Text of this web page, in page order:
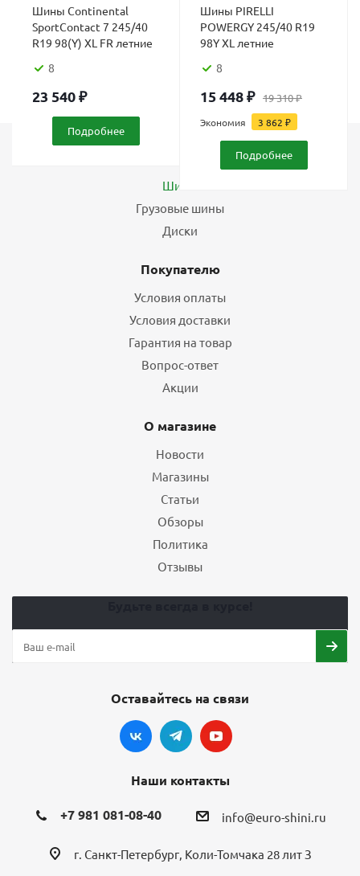
Шины Continental
SportContact 7 245/40
R19 98(Y) XL FR летние
8
23 540₽
Подробнее
Шины PIRELLI
POWERGY 245/40 R19
98Y XL летние
8
15 448₽ 19 310₽
Экономия 3 862 ₽
Подробнее
Шины
Грузовые шины
Диски
Покупателю
Условия оплаты
Условия доставки
Гарантия на товар
Вопрос-ответ
Акции
О магазине
Новости
Магазины
Статьи
Обзоры
Политика
Отзывы
Оставайтесь на связи
Наши контакты
+7 981 081-08-40 info@euro-shini.ru
г. Санкт-Петербург, Коли-Томчака 28 лит З